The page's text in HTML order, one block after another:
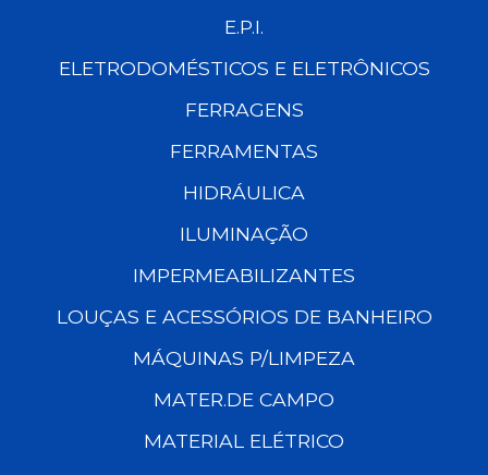
E.P.I.
ELETRODOMÉSTICOS E ELETRÔNICOS
FERRAGENS
FERRAMENTAS
HIDRÁULICA
ILUMINAÇÃO
IMPERMEABILIZANTES
LOUÇAS E ACESSÓRIOS DE BANHEIRO
MÁQUINAS P/LIMPEZA
MATER.DE CAMPO
MATERIAL ELÉTRICO